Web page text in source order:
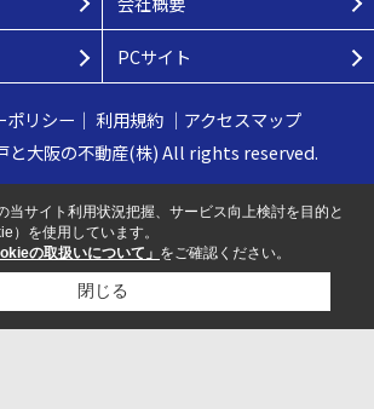
PCサイト
ポリシー ｜ 利用規約｜ アクセスマップ
大阪の不動産(株) All rights reserved.
当サイト利用状況把握、サービス向上検討を目的と
）を使用しています。
の取扱いについて」 をご確認ください。
閉じる